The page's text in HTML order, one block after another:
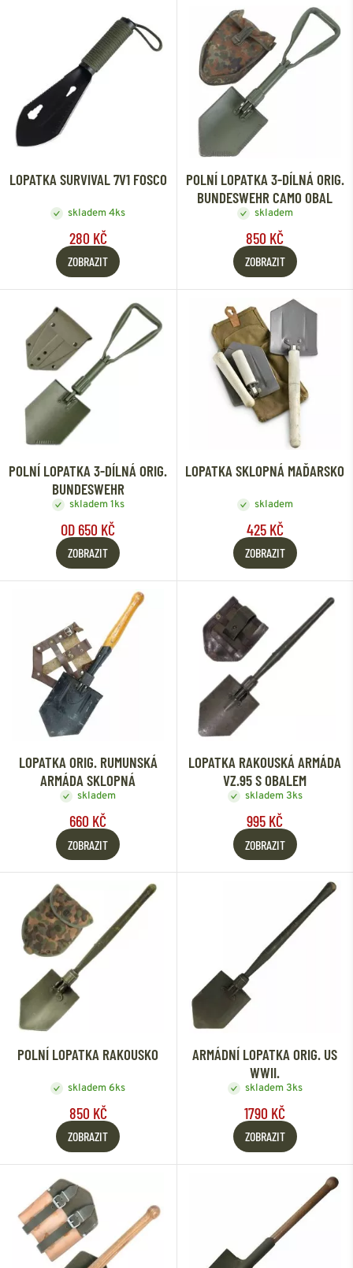
LOPATKA SURVIVAL 7V1 FOSCO
skladem 4ks
280 KČ
ZOBRAZIT
POLNÍ LOPATKA 3-DÍLNÁ ORIG.
BUNDESWEHR CAMO OBAL
skladem
850 KČ
ZOBRAZIT
POLNÍ LOPATKA 3-DÍLNÁ ORIG.
BUNDESWEHR
skladem 1ks
OD 650 KČ
ZOBRAZIT
LOPATKA SKLOPNÁ MAĎARSKO
skladem
425 KČ
ZOBRAZIT
LOPATKA ORIG. RUMUNSKÁ
ARMÁDA SKLOPNÁ
skladem
660 KČ
ZOBRAZIT
LOPATKA RAKOUSKÁ ARMÁDA
VZ.95 S OBALEM
skladem 3ks
995 KČ
ZOBRAZIT
POLNÍ LOPATKA RAKOUSKO
skladem 6ks
850 KČ
ZOBRAZIT
ARMÁDNÍ LOPATKA ORIG. US
WWII.
skladem 3ks
1790 KČ
ZOBRAZIT